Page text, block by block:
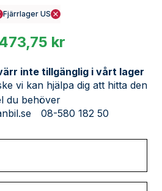
Fjärrlager US
kr
inte tillgänglig i vårt lager
vi kan hjälpa dig att hitta den
du behöver
08-580 182 50